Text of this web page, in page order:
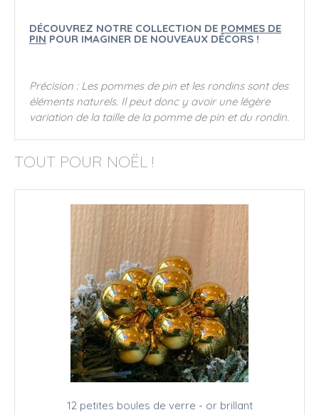
DÉCOUVREZ NOTRE COLLECTION DE POMMES DE
PIN POUR IMAGINER DE NOUVEAUX DÉCORS !
Précision : Les pommes de pin et les rondins sont des
éléments naturels. Il peut donc y avoir une légère
variation de la taille de la pomme de pin et du rondin.
TOUT POUR NOËL !
12 petites boules de verre - or brillant